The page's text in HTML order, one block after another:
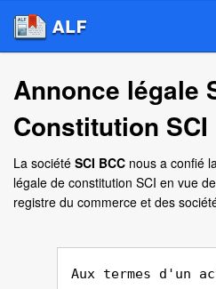
Annonce légale
Constitution SCI
La société SCI BCC nous a confié
légale de constitution SCI en vue
registre du commerce et des
Aux termes d'un